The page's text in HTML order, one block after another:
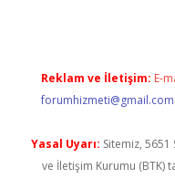
Reklam ve İletişim: E-
forumhizmeti@gmail.com
Yasal Uyarı: Sitemiz, 5651
ve İletişim Kurumu (BTK)